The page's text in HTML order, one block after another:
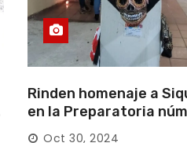
Rinden homenaje a
en la Preparatoria
Oct 30, 2024